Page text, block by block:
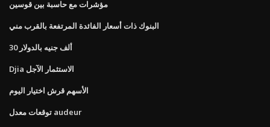
مؤشرات مع حاسبة بين قوسين
البنوك ذات أسعار الفائدة المرتفعة بالقرب مني
30 ألف جنيه بالدولار
Djia الاستثمار الآجل
الأسهم قرش اختيار اليوم
توقعات معدل audeur